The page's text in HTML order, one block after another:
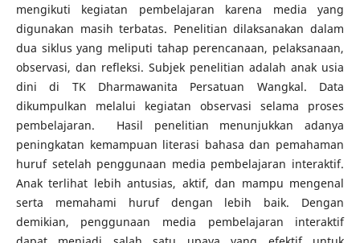
mengikuti kegiatan pembelajaran karena media yang
digunakan masih terbatas. Penelitian dilaksanakan dalam
dua siklus yang meliputi tahap perencanaan, pelaksanaan,
observasi, dan refleksi. Subjek penelitian adalah anak usia
dini di TK Dharmawanita Persatuan Wangkal. Data
dikumpulkan melalui kegiatan observasi selama proses
pembelajaran. Hasil penelitian menunjukkan adanya
peningkatan kemampuan literasi bahasa dan pemahaman
huruf setelah penggunaan media pembelajaran interaktif.
Anak terlihat lebih antusias, aktif, dan mampu mengenal
serta memahami huruf dengan lebih baik. Dengan
demikian, penggunaan media pembelajaran interaktif